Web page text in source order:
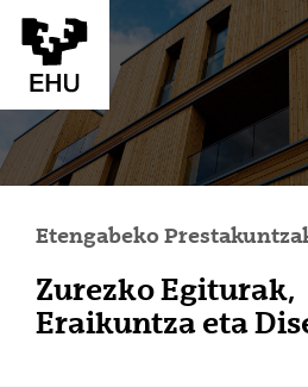
Eduki nagusira joan
Etengabeko
Zurezko Egiturak,
Eraikuntza eta